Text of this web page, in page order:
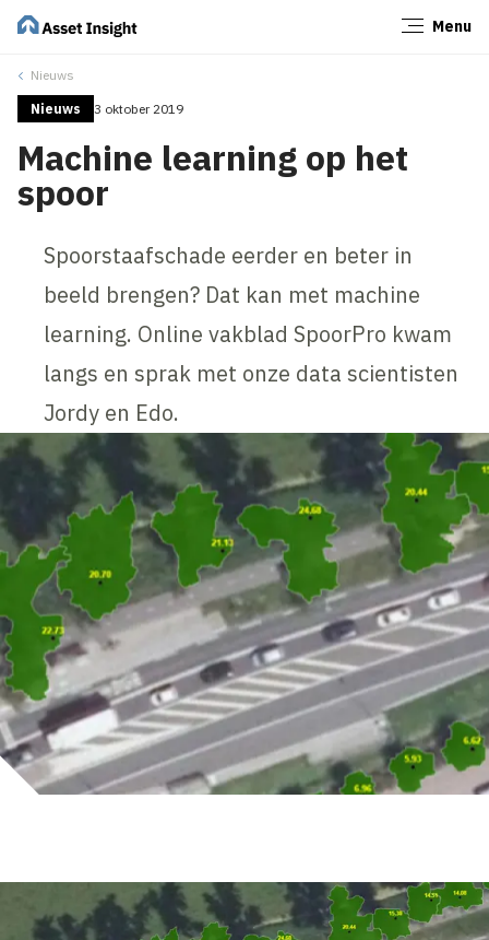
Menu
Nieuws
Nieuws 3 oktober 2019
Machine learning op het
spoor
Spoorstaafschade eerder en beter in
beeld brengen? Dat kan met machine
learning. Online vakblad SpoorPro kwam
langs en sprak met onze data scientisten
Jordy en Edo.
Sluiten